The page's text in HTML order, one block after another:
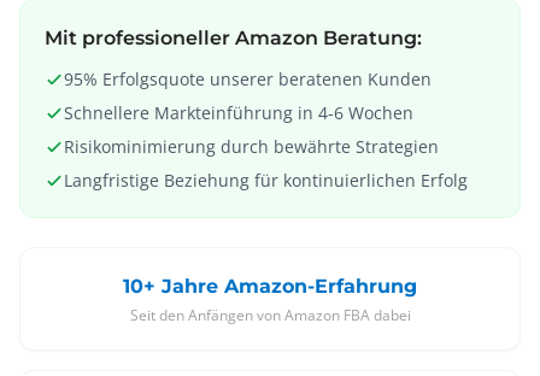
Mit professioneller Amazon Beratung:
95% Erfolgsquote unserer beratenen Kunden
Schnellere Markteinführung in 4-6 Wochen
Risikominimierung durch bewährte Strategien
Langfristige Beziehung für kontinuierlichen Erfolg
10+ Jahre Amazon-Erfahrung
Seit den Anfängen von Amazon FBA dabei